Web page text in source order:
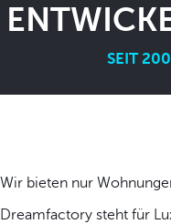
SEIT
Wir bieten nur
Dreamfactory steht für